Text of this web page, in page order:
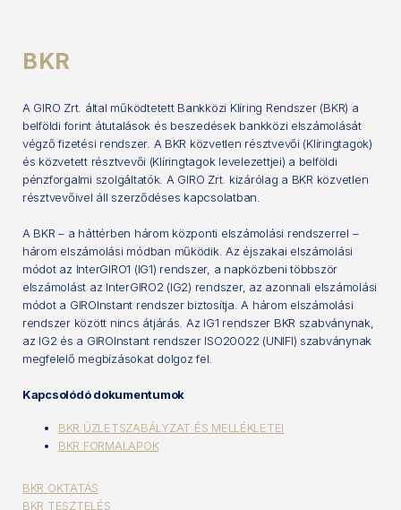
BKR
A GIRO Zrt. által működtetett Bankközi Klíring Rendszer (BKR) a
belföldi forint átutalások és beszedések bankközi elszámolását
végző fizetési rendszer. A BKR közvetlen résztvevői (Klíringtagok)
és közvetett résztvevői (Klíringtagok levelezettjei) a belföldi
pénzforgalmi szolgáltatók. A GIRO Zrt. kizárólag a BKR közvetlen
résztvevőivel áll szerződéses kapcsolatban.
A BKR – a háttérben három központi elszámolási rendszerrel –
három elszámolási módban működik. Az éjszakai elszámolási
módot az InterGIRO1 (IG1) rendszer, a napközbeni többször
elszámolást az InterGIRO2 (IG2) rendszer, az azonnali elszámolási
módot a GIROInstant rendszer biztosítja. A három elszámolási
rendszer között nincs átjárás. Az IG1 rendszer BKR szabványnak,
az IG2 és a GIROInstant rendszer ISO20022 (UNIFI) szabványnak
megfelelő megbízásokat dolgoz fel.
Kapcsolódó dokumentumok
BKR ÜZLETSZABÁLYZAT ÉS MELLÉKLETEI
BKR FORMALAPOK
BKR OKTATÁS
BKR TESZTELÉS